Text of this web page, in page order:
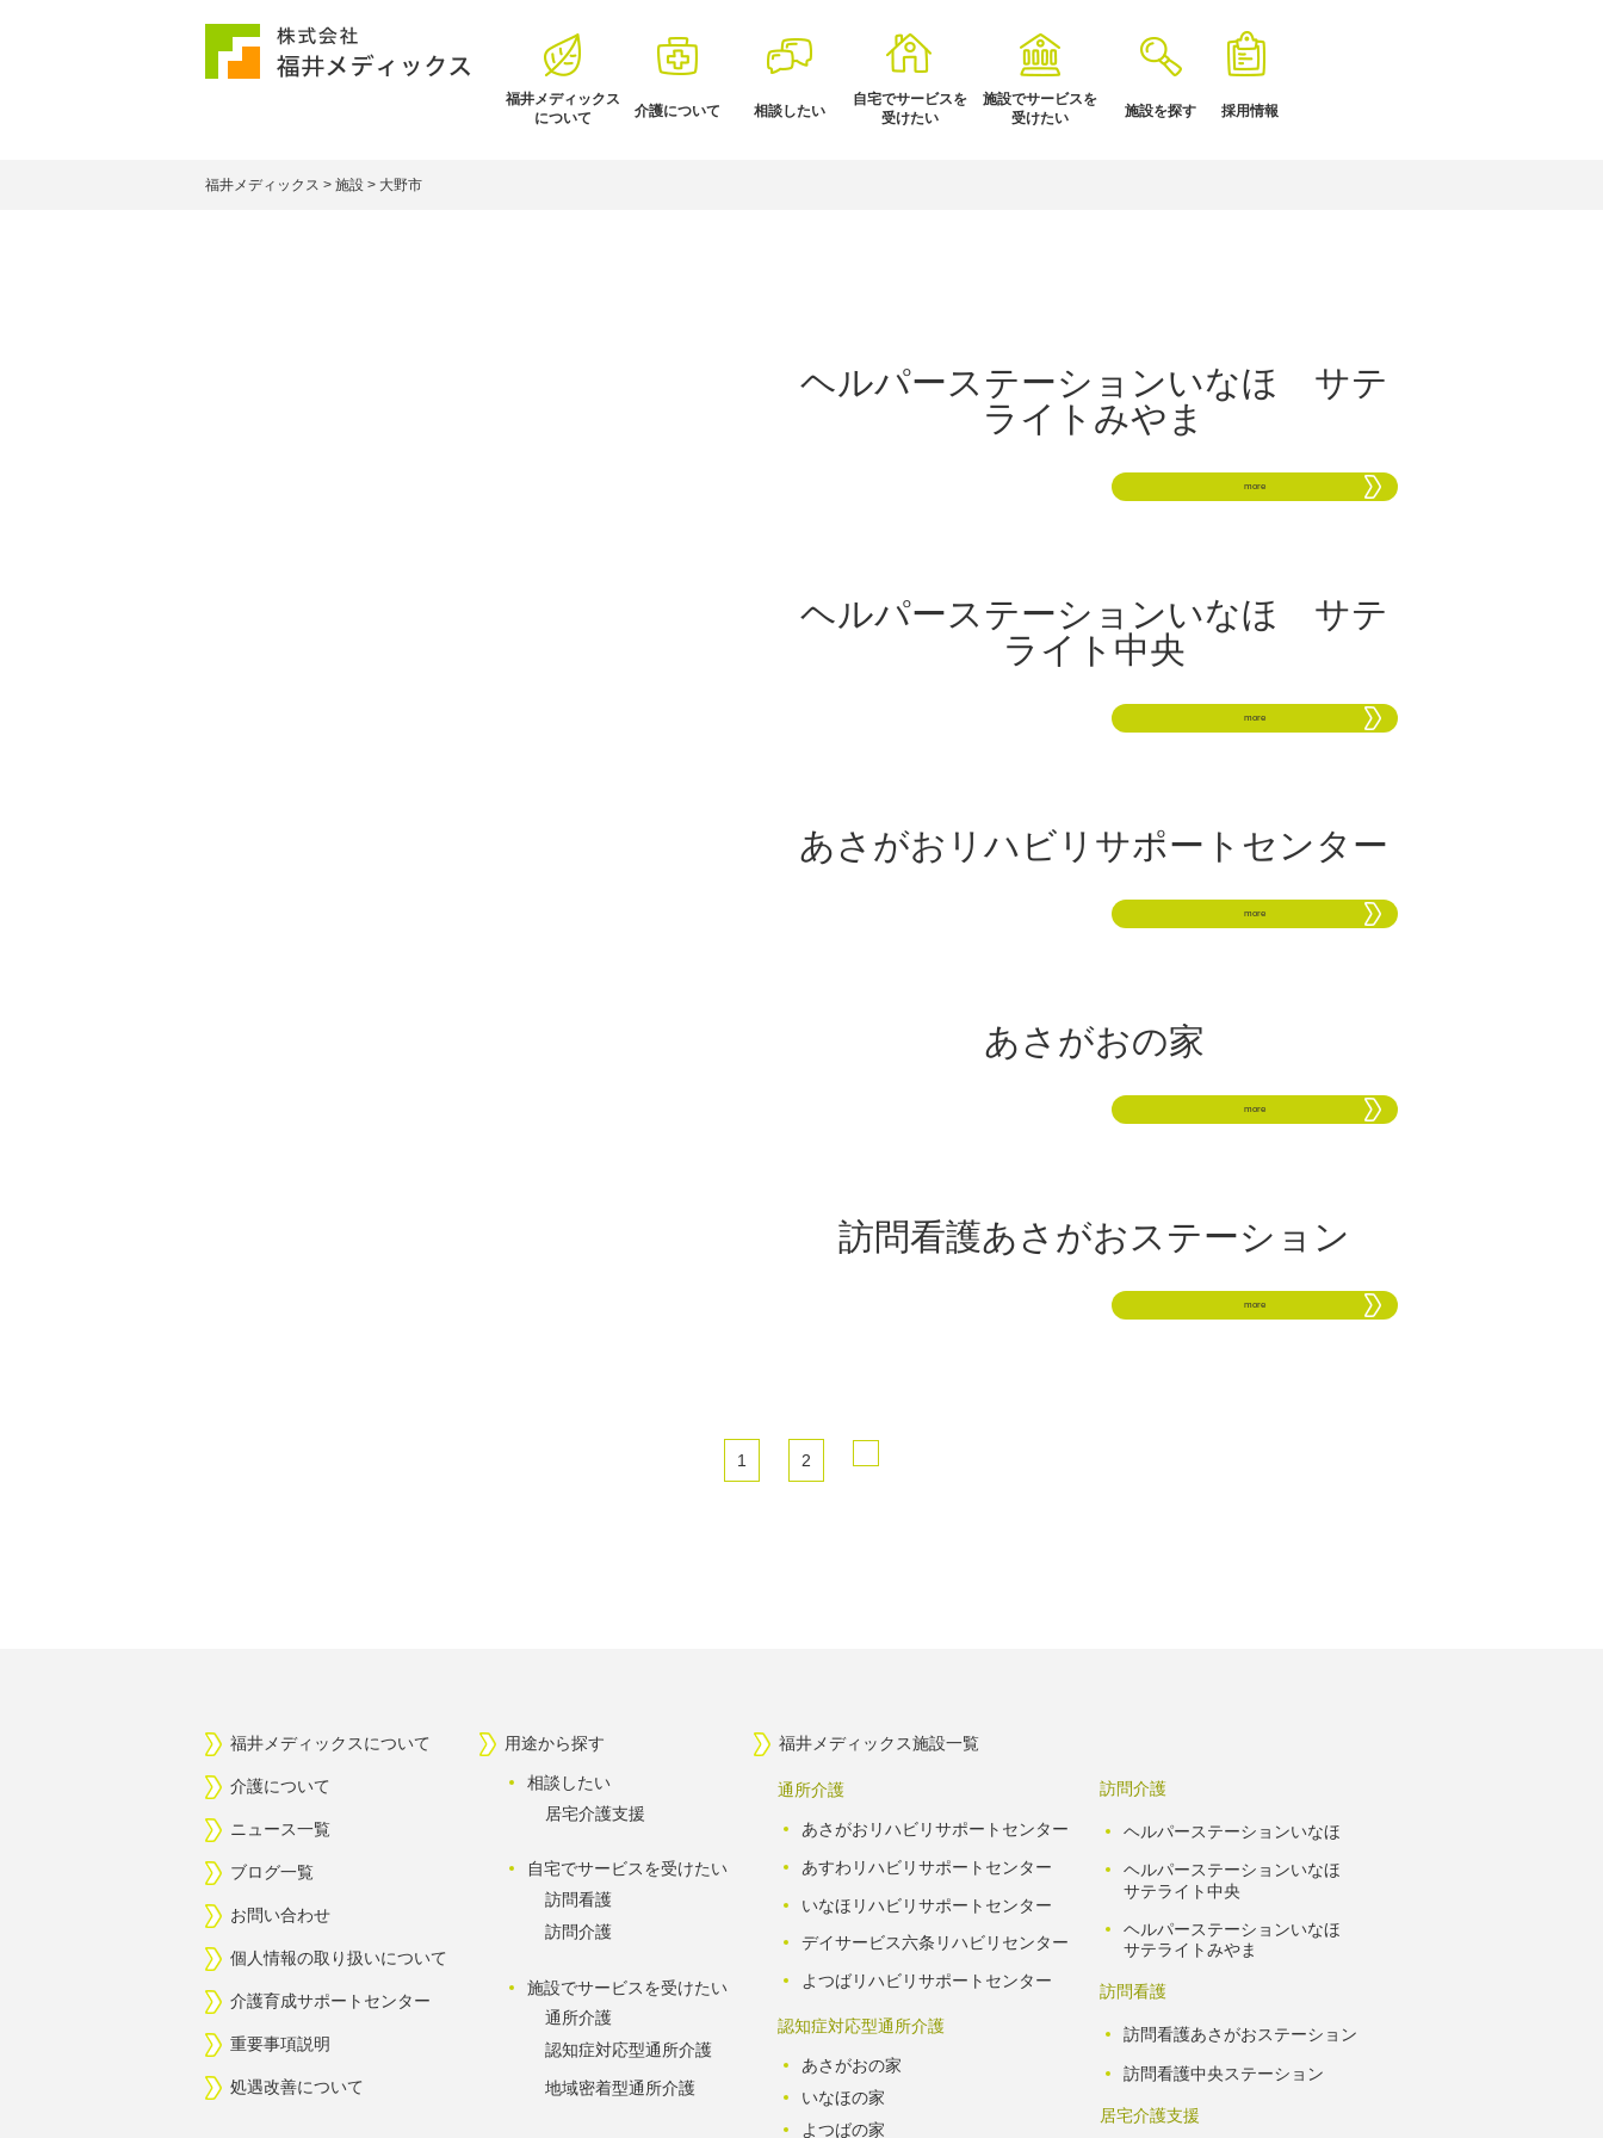
福井メディックス
について
介護について 相談したい
自宅でサービスを
受けたい
施設でサービスを
受けたい
施設を探す 採用情報
福井メディックス > 施設 > 大野市
ヘルパーステーションいなほ サテ
ライトみやま
more
ヘルパーステーションいなほ サテ
ライト中央
more
あさがおリハビリサポートセンター
more
あさがおの家
more
訪問看護あさがおステーション
more
1 2
福井メディックスについて
介護について
ニュース一覧
ブログ一覧
お問い合わせ
個人情報の取り扱いについて
介護育成サポートセンター
重要事項説明
処遇改善について
用途から探す
相談したい
居宅介護支援
自宅でサービスを受けたい
訪問看護
訪問介護
施設でサービスを受けたい
通所介護
認知症対応型通所介護
地域密着型通所介護
福井メディックス施設一覧
通所介護
あさがおリハビリサポートセンター
あすわリハビリサポートセンター
いなほリハビリサポートセンター
デイサービス六条リハビリセンター
よつばリハビリサポートセンター
認知症対応型通所介護
あさがおの家
いなほの家
よつばの家
訪問介護
ヘルパーステーションいなほ
ヘルパーステーションいなほ
サテライト中央
ヘルパーステーションいなほ
サテライトみやま
訪問看護
訪問看護あさがおステーション
訪問看護中央ステーション
居宅介護支援